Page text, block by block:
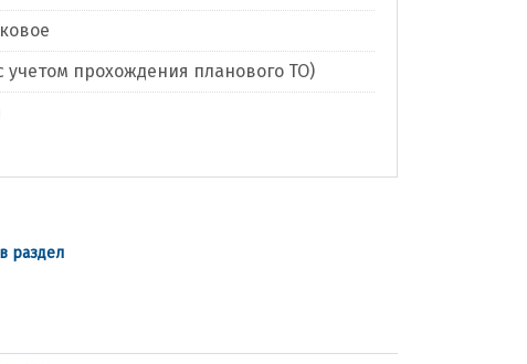
учетом прохождения планового ТО)
раздел